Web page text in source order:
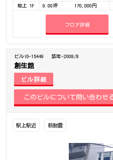
地上 1F
9.00坪 170,000円
フロア詳細
ビルID-15449 築年-2008/8
創生館
ビル詳細
駅上駅近 新耐震